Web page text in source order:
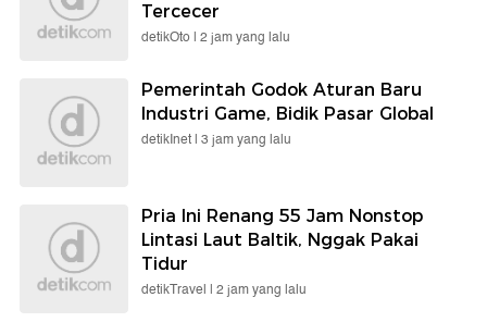
Tercecer
detikOto | 2 jam yang lalu
Pemerintah Godok Aturan Baru
Industri Game, Bidik Pasar Global
detikInet | 3 jam yang lalu
Pria Ini Renang 55 Jam Nonstop
Lintasi Laut Baltik, Nggak Pakai
Tidur
detikTravel | 2 jam yang lalu